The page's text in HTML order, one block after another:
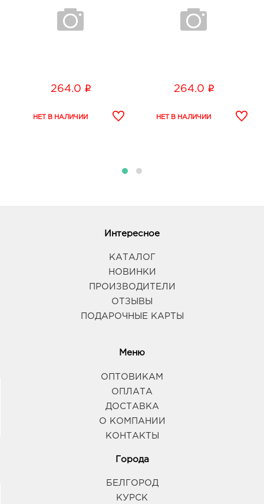
264.0 i 264.0 i
Интересное
КАТАЛОГ
НОВИНКИ
ПРОИЗВОДИТЕЛИ
ОТЗЫВЫ
ПОДАРОЧНЫЕ КАРТЫ
Меню
ОПТОВИКАМ
ОПЛАТА
ДОСТАВКА
О КОМПАНИИ
КОНТАКТЫ
Города
БЕЛГОРОД
КУРСК